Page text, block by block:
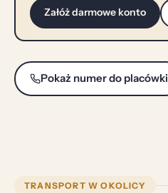
Załóż darmowe konto
Pokaż numer do placówki
TRANSPORT W OKOLICY